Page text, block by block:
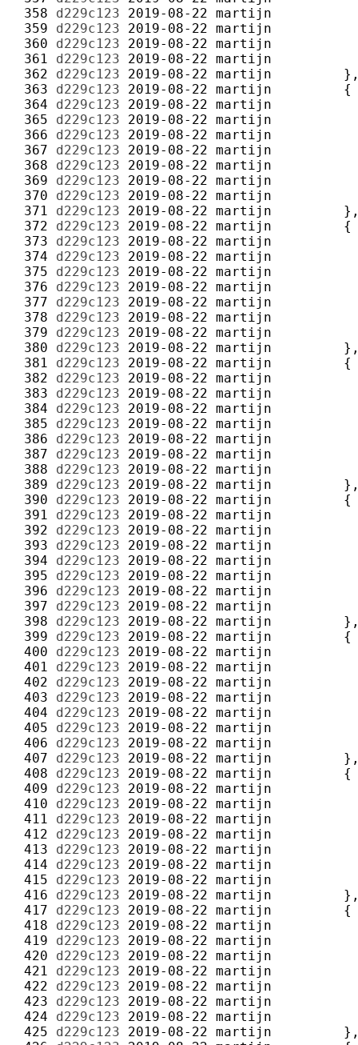
358 d229c123 2019-08-22 martijn
359 d229c123 2019-08-22 martijn
360 d229c123 2019-08-22 martijn
361 d229c123 2019-08-22 martijn
362 d229c123 2019-08-22 martijn
363 d229c123 2019-08-22 martijn
364 d229c123 2019-08-22 martijn
365 d229c123 2019-08-22 martijn
366 d229c123 2019-08-22 martijn
367 d229c123 2019-08-22 martijn
368 d229c123 2019-08-22 martijn
369 d229c123 2019-08-22 martijn
370 d229c123 2019-08-22 martijn
371 d229c123 2019-08-22 martijn
372 d229c123 2019-08-22 martijn
373 d229c123 2019-08-22 martijn
374 d229c123 2019-08-22 martijn
375 d229c123 2019-08-22 martijn
376 d229c123 2019-08-22 martijn
377 d229c123 2019-08-22 martijn
378 d229c123 2019-08-22 martijn
379 d229c123 2019-08-22 martijn
380 d229c123 2019-08-22 martijn
381 d229c123 2019-08-22 martijn
382 d229c123 2019-08-22 martijn
383 d229c123 2019-08-22 martijn
384 d229c123 2019-08-22 martijn
385 d229c123 2019-08-22 martijn
386 d229c123 2019-08-22 martijn
387 d229c123 2019-08-22 martijn
388 d229c123 2019-08-22 martijn
389 d229c123 2019-08-22 martijn
390 d229c123 2019-08-22 martijn
391 d229c123 2019-08-22 martijn
392 d229c123 2019-08-22 martijn
393 d229c123 2019-08-22 martijn
394 d229c123 2019-08-22 martijn
395 d229c123 2019-08-22 martijn
396 d229c123 2019-08-22 martijn
397 d229c123 2019-08-22 martijn
398 d229c123 2019-08-22 martijn
399 d229c123 2019-08-22 martijn
400 d229c123 2019-08-22 martijn
401 d229c123 2019-08-22 martijn
402 d229c123 2019-08-22 martijn
403 d229c123 2019-08-22 martijn
404 d229c123 2019-08-22 martijn
405 d229c123 2019-08-22 martijn
406 d229c123 2019-08-22 martijn
407 d229c123 2019-08-22 martijn
408 d229c123 2019-08-22 martijn
409 d229c123 2019-08-22 martijn
410 d229c123 2019-08-22 martijn
411 d229c123 2019-08-22 martijn
412 d229c123 2019-08-22 martijn
413 d229c123 2019-08-22 martijn
414 d229c123 2019-08-22 martijn
415 d229c123 2019-08-22 martijn
416 d229c123 2019-08-22 martijn
417 d229c123 2019-08-22 martijn
418 d229c123 2019-08-22 martijn
419 d229c123 2019-08-22 martijn
420 d229c123 2019-08-22 martijn
421 d229c123 2019-08-22 martijn
422 d229c123 2019-08-22 martijn
423 d229c123 2019-08-22 martijn
424 d229c123 2019-08-22 martijn
425 d229c123 2019-08-22 martijn